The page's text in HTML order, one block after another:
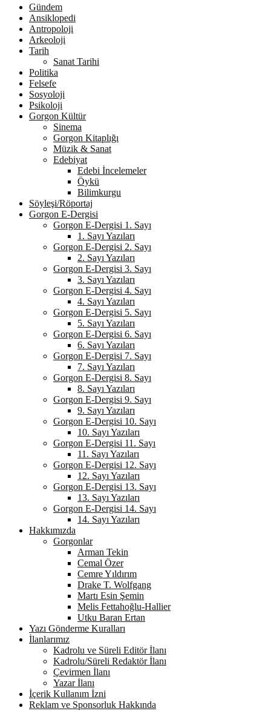
Gündem
Ansiklopedi
Antropoloji
Arkeoloji
Tarih
Sanat Tarihi
Politika
Felsefe
Sosyoloji
Psikoloji
Gorgon Kültür
Sinema
Gorgon Kitaplığı
Müzik & Sanat
Edebiyat
Edebi İncelemeler
Öykü
Bilimkurgu
Söyleşi/Röportaj
Gorgon E-Dergisi
Gorgon E-Dergisi 1. Sayı
1. Sayı Yazıları
Gorgon E-Dergisi 2. Sayı
2. Sayı Yazıları
Gorgon E-Dergisi 3. Sayı
3. Sayı Yazıları
Gorgon E-Dergisi 4. Sayı
4. Sayı Yazıları
Gorgon E-Dergisi 5. Sayı
5. Sayı Yazıları
Gorgon E-Dergisi 6. Sayı
6. Sayı Yazıları
Gorgon E-Dergisi 7. Sayı
7. Sayı Yazıları
Gorgon E-Dergisi 8. Sayı
8. Sayı Yazıları
Gorgon E-Dergisi 9. Sayı
9. Sayı Yazıları
Gorgon E-Dergisi 10. Sayı
10. Sayı Yazıları
Gorgon E-Dergisi 11. Sayı
11. Sayı Yazıları
Gorgon E-Dergisi 12. Sayı
12. Sayı Yazıları
Gorgon E-Dergisi 13. Sayı
13. Sayı Yazıları
Gorgon E-Dergisi 14. Sayı
14. Sayı Yazıları
Hakkımızda
Gorgonlar
Arman Tekin
Cemal Özer
Cemre Yıldırım
Drake T. Wolfgang
Martı Esin Şemin
Melis Fettahoğlu-Hallier
Utku Baran Ertan
Yazı Gönderme Kuralları
İlanlarımız
Kadrolu ve Süreli Editör İlanı
Kadrolu/Süreli Redaktör İlanı
Çevirmen İlanı
Yazar İlanı
İçerik Kullanım İzni
Reklam ve Sponsorluk Hakkında